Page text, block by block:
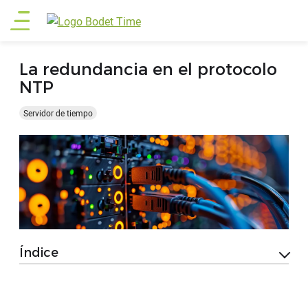
Pasar
Main
La redundancia en el protocolo
NTP
Servidor de tiempo
Índice